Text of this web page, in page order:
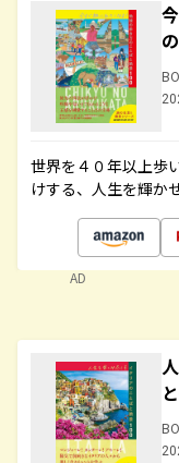
世界を４０年以上歩
けする、人生を輝か
AD